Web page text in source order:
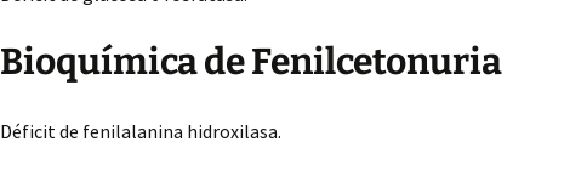
Bioquímica de Fenilcetonuria
Déficit de fenilalanina hidroxilasa.